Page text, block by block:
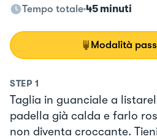
Tempo totale 45 minuti
Modalità
STEP 1
Taglia in guanciale a
padella già calda e farlo
non diventa croccante.